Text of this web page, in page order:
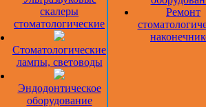
скалеры
стоматологические
Стоматологические
лампы, световоды
Эндодонтическое
оборудование
Ремонт